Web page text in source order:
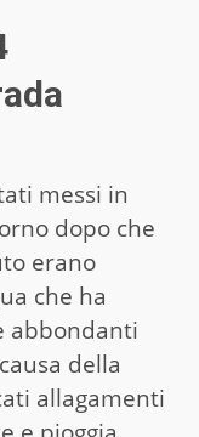
messi in
dopo che
erano
che ha
abbondanti
della
allagamenti